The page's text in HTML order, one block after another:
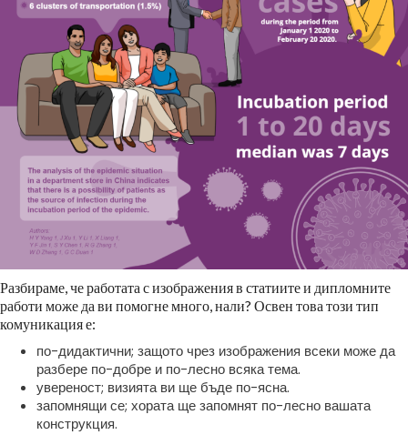
Разбираме, че работата с изображения в статиите и дипломните
работи може да ви помогне много, нали? Освен това този тип
комуникация е:
по-дидактични; защото чрез изображения всеки може да
разбере по-добре и по-лесно всяка тема.
увереност; визията ви ще бъде по-ясна.
запомнящи се; хората ще запомнят по-лесно вашата
конструкция.